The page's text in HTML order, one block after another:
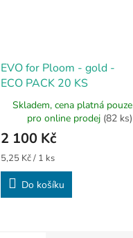
EVO for Ploom - gold -
ECO PACK 20 KS
Skladem, cena platná pouze
pro online prodej (82 ks)
2 100 Kč
Měrná
cena:
5,25 Kč / 1 ks
Do košíku